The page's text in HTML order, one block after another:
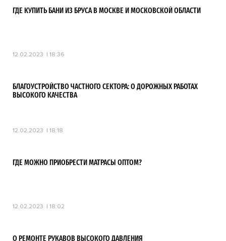
ГДЕ КУПИТЬ БАНИ ИЗ БРУСА В МОСКВЕ И МОСКОВСКОЙ ОБЛАСТИ
12.02.2023 18:36
БЛАГОУСТРОЙСТВО ЧАСТНОГО СЕКТОРА: О ДОРОЖНЫХ РАБОТАХ
ВЫСОКОГО КАЧЕСТВА
12.02.2023 18:18
ГДЕ МОЖНО ПРИОБРЕСТИ МАТРАСЫ ОПТОМ?
12.02.2023 18:02
О РЕМОНТЕ РУКАВОВ ВЫСОКОГО ДАВЛЕНИЯ